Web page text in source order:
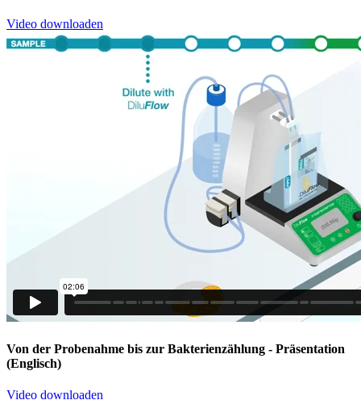
Video downloaden
Von der Probenahme bis zur Bakterienzählung - Präsentation
(Englisch)
Video downloaden